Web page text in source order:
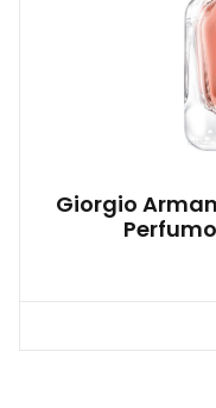
Giorgio